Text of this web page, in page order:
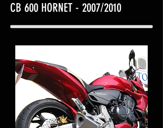
CB 600 HORNET - 2007/2010